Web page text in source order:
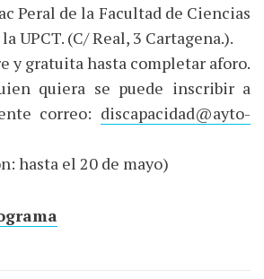
Peral de la Facultad de Ciencias
UPCT. (C/ Real, 3 Cartagena.).
y gratuita hasta completar aforo.
quiera se puede inscribir a
correo: discapacidad@ayto-
hasta el 20 de mayo)